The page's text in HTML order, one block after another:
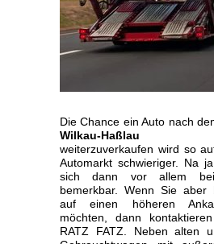
Die Chance ein Auto nach
Wilkau-Haßlau
weiterzuverkaufen wird so
Automarkt schwieriger. Na
sich dann vor allem
bemerkbar. Wenn Sie aber
auf einen höheren
möchten, dann
RATZ FATZ. Neben alten